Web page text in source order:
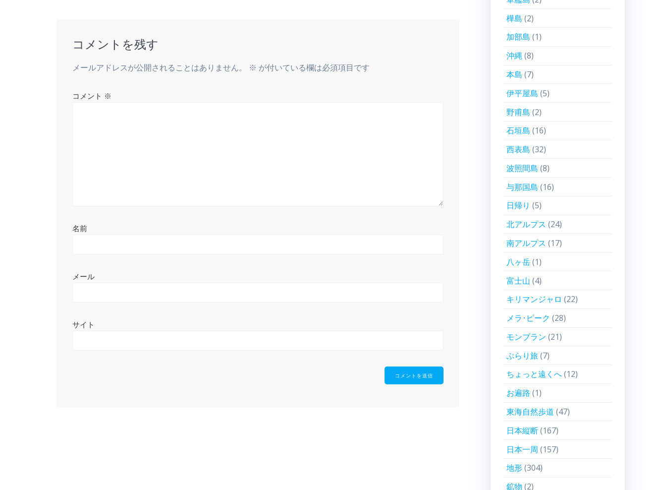
コメントを残す
メールアドレスが公開されることはありません。 ※ が付いている欄は必須項目です
コメント ※
名前
メール
サイト
樺島 (2)
加部島 (1)
沖縄(8)
本島 (7)
伊平屋島 (5)
野甫島 (2)
石垣島 (16)
西表島 (32)
波照間島 (8)
与那国島 (16)
日帰り (5)
北アルプス (24)
南アルプス (17)
八ヶ岳(1)
富士山 (4)
キリマンジャロ (22)
メラ･ピーク (28)
モンブラン (21)
ぶらり旅 (7)
ちょっと遠くへ(12)
お遍路 (1)
東海自然歩道 (47)
日本縦断(167)
日本一周 (157)
地形(304)
鉱物 (2)